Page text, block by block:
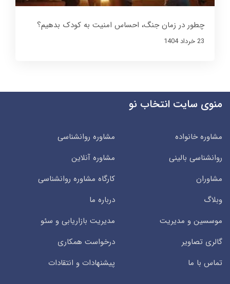
چطور در زمان جنگ، احساس امنیت به کودک بدهیم؟
23 خرداد 1404
منوی سایت انتخاب نو
مشاوره خانواده
مشاوره روانشناسی
روانشناسی بالینی
مشاوره آنلاین
مشاوران
کارگاه مشاوره روانشناسی
وبلاگ
درباره ما
موسسین و مدیریت
مدیریت بازاریابی و سئو
گالری تصاویر
درخواست همکاری
تماس با ما
پیشنهادات و انتقادات